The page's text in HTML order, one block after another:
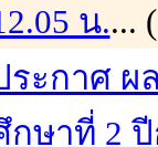
น....
ระกาศ ผ
กษาที่ 2